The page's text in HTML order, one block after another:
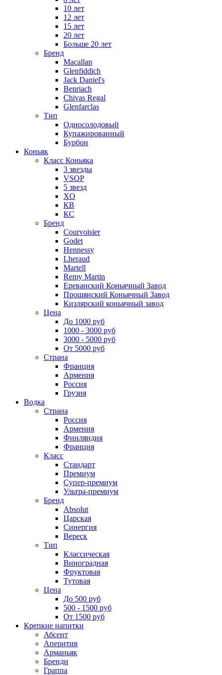
10 лет
12 лет
15 лет
20 лет
Больше 20 лет
Бренд
Macallan
Glenfiddich
Jack Daniel's
Benriach
Chivas Regal
Glenfarclas
Тип
Односолодовый
Купажированный
Бурбон
Коньяк
Класс Коньяка
3 звезды
VSOP
5 звезд
XO
КВ
КС
Бренд
Courvoisier
Godet
Hennessy
Lheraud
Martell
Remy Martin
Ереванский Коньячный Завод
Прошянский Коньячный Завод
Кизлярский коньячный завод
Цена
До 1000 руб
1000 - 3000 руб
3000 - 5000 руб
От 5000 руб
Страна
Франция
Армения
Россия
Грузия
Водка
Страна
Россия
Армения
Финляндия
Франция
Класс
Стандарт
Премиум
Супер-премиум
Ультра-премиум
Бренд
Absolut
Царская
Синергия
Вереск
Тип
Классическая
Виноградная
Фруктовая
Тутовая
Цена
До 500 руб
500 - 1500 руб
От 1500 руб
Крепкие напитки
Абсент
Аперитив
Арманьяк
Бренди
Граппа